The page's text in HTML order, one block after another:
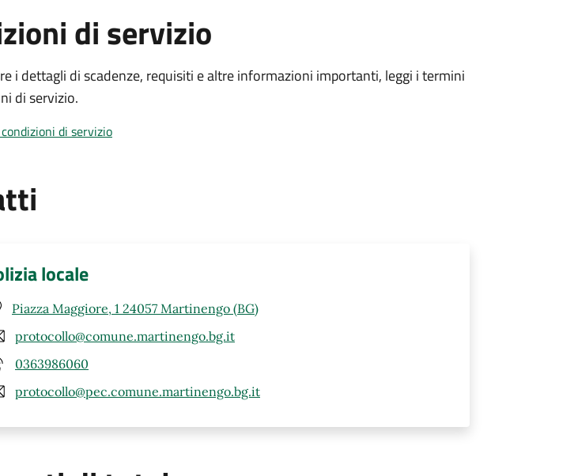
di servizio
i dettagli di scadenze, requisiti e altre informazioni importanti, leggi i termini
di servizio.
di servizio
locale
Piazza Maggiore, 1 24057 Martinengo (BG)
protocollo@comune.martinengo.bg.it
0363986060
protocollo@pec.comune.martinengo.bg.it